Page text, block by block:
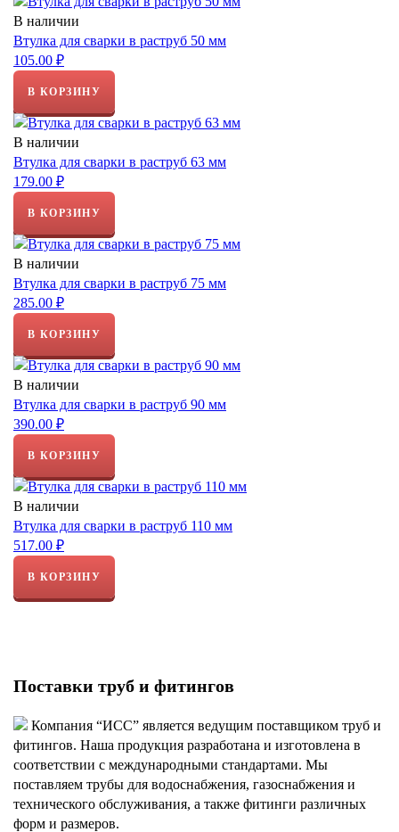
В наличии
Втулка для сварки в раструб 50 мм
105.00 ₽
В КОРЗИНУ
В наличии
Втулка для сварки в раструб 63 мм
179.00 ₽
В КОРЗИНУ
В наличии
Втулка для сварки в раструб 75 мм
285.00 ₽
В КОРЗИНУ
В наличии
Втулка для сварки в раструб 90 мм
390.00 ₽
В КОРЗИНУ
В наличии
Втулка для сварки в раструб 110 мм
517.00 ₽
В КОРЗИНУ
Поставки труб и фитингов
Компания “ИСС” является ведущим поставщиком труб и
фитингов. Наша продукция разработана и изготовлена в
соответствии с международными стандартами. Мы
поставляем трубы для водоснабжения, газоснабжения и
технического обслуживания, а также фитинги различных
форм и размеров.